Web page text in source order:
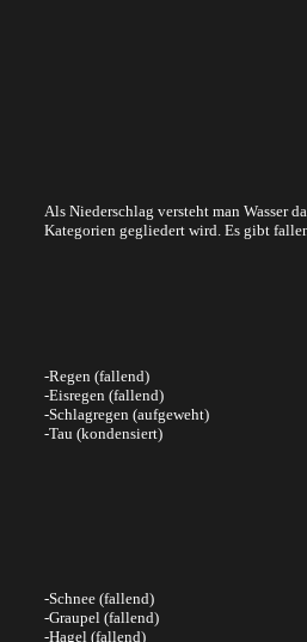
Als Niederschlag versteht man Wasser
Kategorien gegliedert wird. Es gibt
-Regen (fallend)
-Eisregen (fallend)
-Schlagregen (aufgeweht)
-Tau (kondensiert)
-Schnee (fallend)
-Graupel (fallend)
-Hagel (fallend)